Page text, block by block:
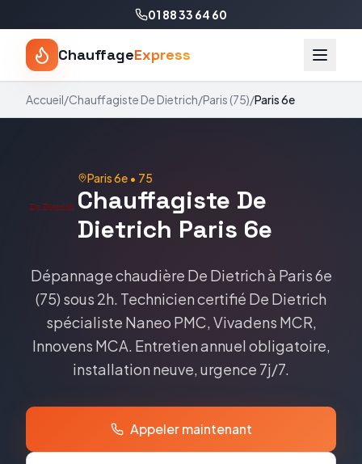
01 88 33 64 60
ChauffageExpress
Accueil/Chauffagiste De Dietrich/Paris (75)/Paris 6e
Paris 6e • 75
Chauffagiste De
Dietrich Paris 6e
Dépannage chaudière De Dietrichà Paris 6e
(75) sous 2h. Technicien certifié De Dietrich
spécialiste Naneo PMC, Vivadens MCR,
Innovens MCA. Entretien annuel obligatoire,
installation neuve, urgence 7j/7.
Appeler maintenant